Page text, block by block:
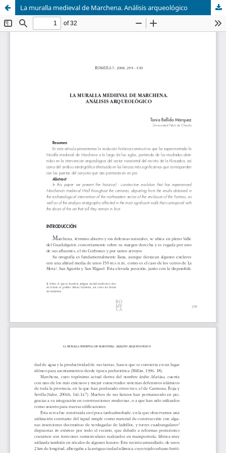
La muralla medieval de Marchena. Análisis arqueológico